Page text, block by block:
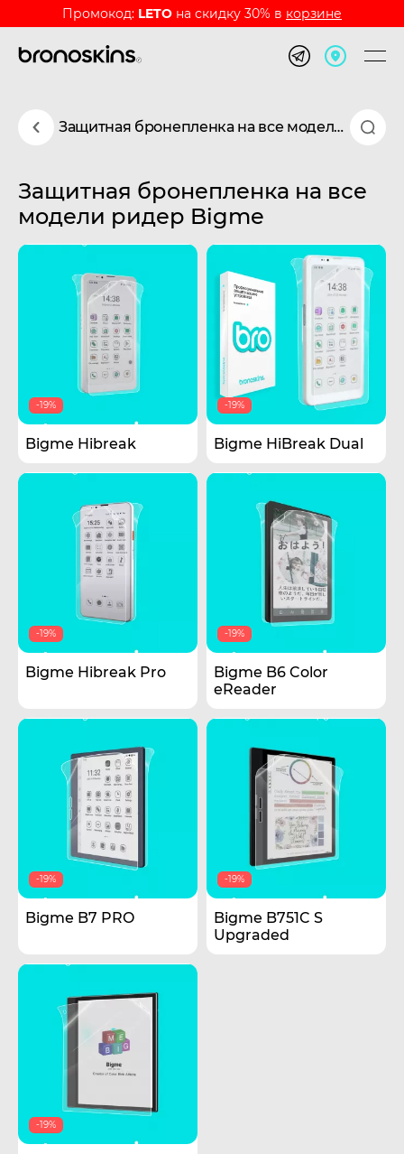
Промокод: LETO на скидку 30% в корзине
Защитная бронепленка на все модели ридер Bigme
Защитная бронепленка на все
модели ридер Bigme
-19%
Bigme Hibreak
-19%
Bigme HiBreak Dual
-19%
Bigme Hibreak Pro
-19%
Bigme B6 Color
eReader
-19%
Bigme B7 PRO
-19%
Bigme B751C S
Upgraded
-19%